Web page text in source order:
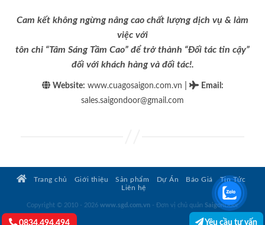
Cam kết không ngừng nâng cao chất lượng dịch vụ & làm
việc với
tôn chỉ “Tâm Sáng Tầm Cao” để trở thành “Đối tác tin cậy”
đối với khách hàng và đối tác!.
Website: www.cuagosaigon.com.vn Email :
sales.saigondoor@gmail.com
Trang chủ Giới thiệu Sản phẩm Dự Án Báo Giá
Tin Tức
Liên hệ
Copyright © 2010 - 2026 www.sgd.com.vn - Đơn vị chủ quản SaigonDoor
0834.494.494 Yêu cầu tư vấn